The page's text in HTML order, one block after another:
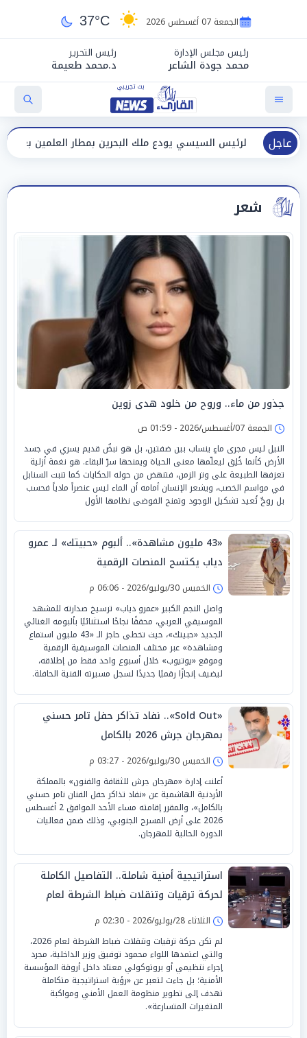
الجمعة 07 أغسطس 2026 37°C
رئيس مجلس الإدارة
محمد جودة الشاعر
رئيس التحرير
د.محمد طعيمة
عاجل
السيسي يودع ملك البحرين بمطار العلمين بعد انتهاء زيارته لمصر
شعر
جذور من ماء.. وروح من خلود هدى زوين
الجمعة 07/أغسطس/2026 - 01:59 ص
النيل ليس مجرى ماءٍ ينساب بين ضفتين، بل هو نبضٌ قديم يسري في جسد
الأرض كأنما خُلِق ليعلّمها معنى الحياة ويمنحها سرّ البقاء. هو نغمة أزلية
تعزفها الطبيعة على وتر الزمن، فتنهض من حوله الحكايات كما تنبت السنابل
في مواسم الخصب، ويشعر الإنسان أمامه أن الماء ليس عنصراً مادياً فحسب
بل روحٌ تُعيد تشكيل الوجود وتمنح الفوضى نظامها الأول
«43 مليون مشاهدة».. ألبوم «حبيتك» لـ عمرو
دياب يكتسح المنصات الرقمية
الخميس 30/يوليو/2026 - 06:06 م
واصل النجم الكبير «عمرو دياب» ترسيخ صدارته للمشهد
الموسيقي العربي، محققًا نجاحًا استثنائيًا بألبومه الغنائي
الجديد «حبيتك»، حيث تخطى حاجز الـ «43 مليون استماع
ومشاهدة» عبر مختلف المنصات الموسيقية الرقمية
وموقع «يوتيوب» خلال أسبوع واحد فقط من إطلاقه،
ليضيف إنجازًا رقميًا جديدًا لسجل مسيرته الفنية الحافلة.
«Sold Out».. نفاد تذاكر حفل تامر حسني
بمهرجان جرش 2026 بالكامل
الخميس 30/يوليو/2026 - 03:27 م
أعلنت إدارة «مهرجان جرش للثقافة والفنون» بالمملكة
الأردنية الهاشمية عن «نفاد تذاكر حفل الفنان تامر حسني
بالكامل»، والمقرر إقامته مساء الأحد الموافق 2 أغسطس
2026 على أرض المسرح الجنوبي، وذلك ضمن فعاليات
الدورة الحالية للمهرجان.
استراتيجية أمنية شاملة.. التفاصيل الكاملة
لحركة ترقيات وتنقلات ضباط الشرطة لعام
2026الثلاثاء 28/يوليو/2026 - 02:30 م
لم تكن حركة ترقيات وتنقلات ضباط الشرطة لعام 2026،
والتي اعتمدها اللواء محمود توفيق وزير الداخلية، مجرد
إجراء تنظيمي أو بروتوكولي معتاد داخل أروقة المؤسسة
الأمنية؛ بل جاءت لتعبر عن «رؤية استراتيجية متكاملة
تهدف إلى تطوير منظومة العمل الأمني ومواكبة
المتغيرات المتسارعة».